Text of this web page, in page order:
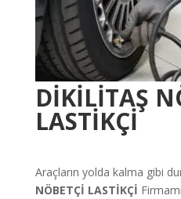
DİKİLİTAŞ
LASTİKÇİ
Araçların yolda kalma gibi
NÖBETÇİ LASTİKÇİ